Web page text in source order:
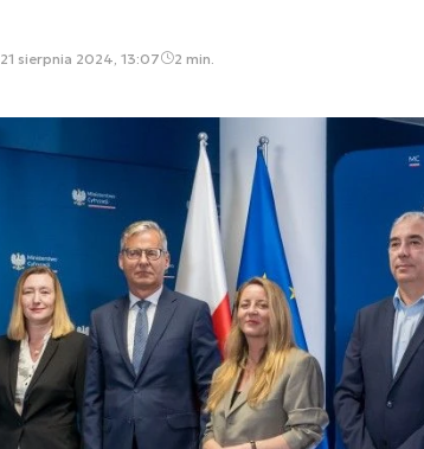
21 sierpnia 2024, 13:07 2 min.